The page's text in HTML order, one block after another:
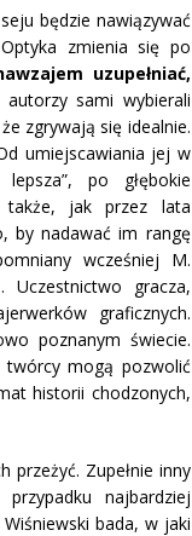
będzie nawiązywać
zmienia się po
uzupełniać,
sami wybierali
zgrywają się idealnie.
umiejscawiania jej w
po głębokie
także, jak przez lata
by nadawać im rangę
wcześniej M.
gracza,
graficznych.
poznanym świecie.
twórcy mogą pozwolić
historii chodzonych,
przeżyć. Zupełnie inny
najbardziej
bada, w jaki